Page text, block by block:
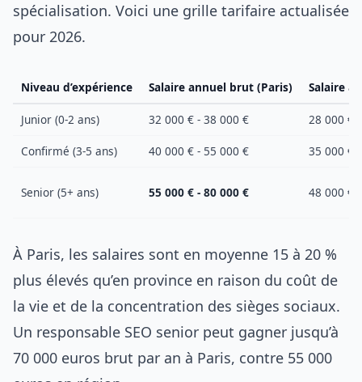
spécialisation. Voici une grille tarifaire actualisée
pour 2026.
Niveau d’expérience Salaire annuel brut (Paris) Salaire
Junior (0-2 ans) 32 000 € - 38 000 € 28 000 €
Confirmé (3-5 ans) 40 000 € - 55 000 € 35 000 €
Senior (5+ ans) 55 000 € - 80 000 € 48 000 €
À Paris, les salaires sont en moyenne 15 à 20 %
plus élevés qu’en province en raison du coût de
la vie et de la concentration des sièges sociaux.
Un responsable SEO senior peut gagner jusqu’à
70 000 euros brut par an à Paris, contre 55 000